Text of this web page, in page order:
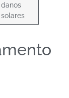
danos
solares